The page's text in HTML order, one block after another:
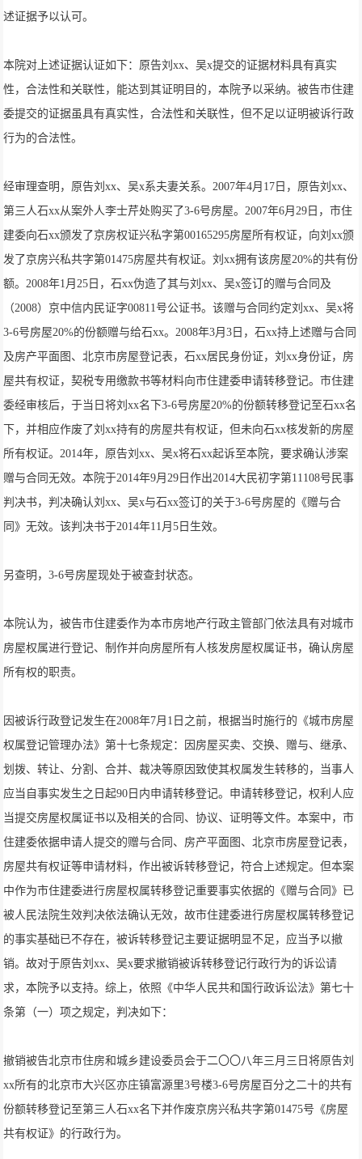
述证据予以认可。
本院对上述证据认证如下：原告刘xx、吴x提交的证据材料具有真实
性，合法性和关联性，能达到其证明目的，本院予以采纳。被告市住建
委提交的证据虽具有真实性，合法性和关联性，但不足以证明被诉行政
行为的合法性。
经审理查明，原告刘xx、吴x系夫妻关系。2007年4月17日，原告刘xx、
第三人石xx从案外人李士芹处购买了3-6号房屋。2007年6月29日，市住
建委向石xx颁发了京房权证兴私字第00165295房屋所有权证，向刘xx颁
发了京房兴私共字第01475房屋共有权证。刘xx拥有该房屋20%的共有份
额。2008年1月25日，石xx伪造了其与刘xx、吴x签订的赠与合同及
（2008）京中信内民证字00811号公证书。该赠与合同约定刘xx、吴x将
3-6号房屋20%的份额赠与给石xx。2008年3月3日，石xx持上述赠与合同
及房产平面图、北京市房屋登记表，石xx居民身份证，刘xx身份证，房
屋共有权证，契税专用缴款书等材料向市住建委申请转移登记。市住建
委经审核后，于当日将刘xx名下3-6号房屋20%的份额转移登记至石xx名
下，并相应作废了刘xx持有的房屋共有权证，但未向石xx核发新的房屋
所有权证。2014年，原告刘xx、吴x将石xx起诉至本院，要求确认涉案
赠与合同无效。本院于2014年9月29日作出2014大民初字第11108号民事
判决书，判决确认刘xx、吴x与石xx签订的关于3-6号房屋的《赠与合
同》无效。该判决书于2014年11月5日生效。
另查明，3-6号房屋现处于被查封状态。
本院认为，被告市住建委作为本市房地产行政主管部门依法具有对城市
房屋权属进行登记、制作并向房屋所有人核发房屋权属证书，确认房屋
所有权的职责。
因被诉行政登记发生在2008年7月1日之前，根据当时施行的《城市房屋
权属登记管理办法》第十七条规定：因房屋买卖、交换、赠与、继承、
划拨、转让、分割、合并、裁决等原因致使其权属发生转移的，当事人
应当自事实发生之日起90日内申请转移登记。申请转移登记，权利人应
当提交房屋权属证书以及相关的合同、协议、证明等文件。本案中，市
住建委依据申请人提交的赠与合同、房产平面图、北京市房屋登记表，
房屋共有权证等申请材料，作出被诉转移登记，符合上述规定。但本案
中作为市住建委进行房屋权属转移登记重要事实依据的《赠与合同》已
被人民法院生效判决依法确认无效，故市住建委进行房屋权属转移登记
的事实基础已不存在，被诉转移登记主要证据明显不足，应当予以撤
销。故对于原告刘xx、吴x要求撤销被诉转移登记行政行为的诉讼请
求，本院予以支持。综上，依照《中华人民共和国行政诉讼法》第七十
条第（一）项之规定，判决如下：
撤销被告北京市住房和城乡建设委员会于二〇〇八年三月三日将原告刘
xx所有的北京市大兴区亦庄镇富源里3号楼3-6号房屋百分之二十的共有
份额转移登记至第三人石xx名下并作废京房兴私共字第01475号《房屋
共有权证》的行政行为。